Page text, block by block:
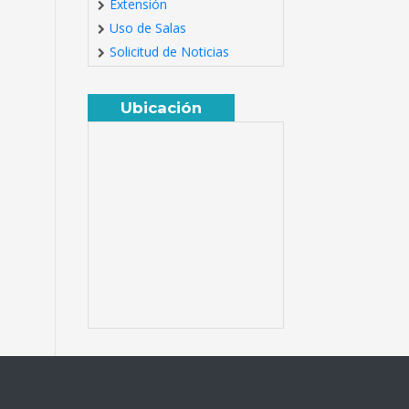
Extensión
Uso de Salas
Solicitud de Noticias
Ubicación